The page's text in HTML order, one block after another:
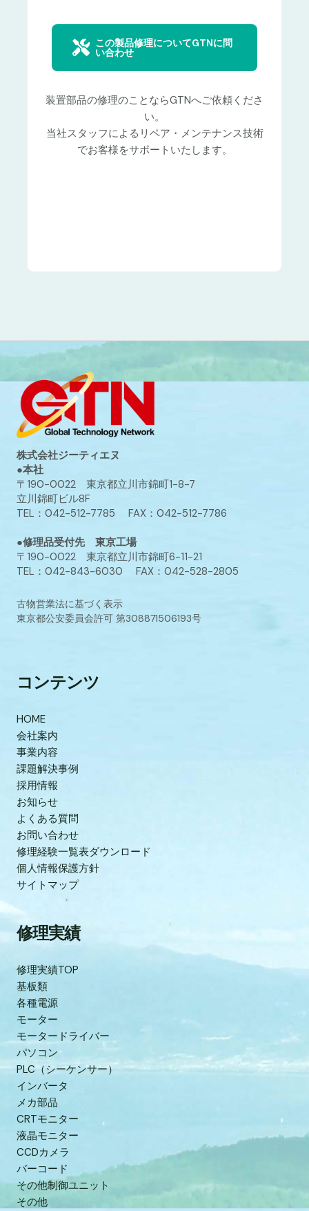
この製品修理についてGTNに問
い合わせ
装置部品の修理のことならGTNへご依頼くださ
い。
当社スタッフによるリペア・メンテナンス技術
でお客様をサポートいたします。
株式会社ジーティエヌ
●本社
〒190-0022 東京都立川市錦町1-8-7
立川錦町ビル8F
TEL：042-512-7785 FAX：042-512-7786
●修理品受付先 東京工場
〒190-0022 東京都立川市錦町6-11-21
TEL：042-843-6030 FAX：042-528-2805
古物営業法に基づく表示
東京都公安委員会許可 第308871506193号
コンテンツ
HOME
会社案内
事業内容
課題解決事例
採用情報
お知らせ
よくある質問
お問い合わせ
修理経験一覧表ダウンロード
個人情報保護方針
サイトマップ
修理実績
修理実績TOP
基板類
各種電源
モーター
モータードライバー
パソコン
PLC（シーケンサー）
インバータ
メカ部品
CRTモニター
液晶モニター
CCDカメラ
バーコード
その他制御ユニット
その他